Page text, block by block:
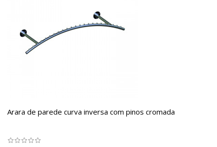
Arara de parede curva inversa com pinos cromada